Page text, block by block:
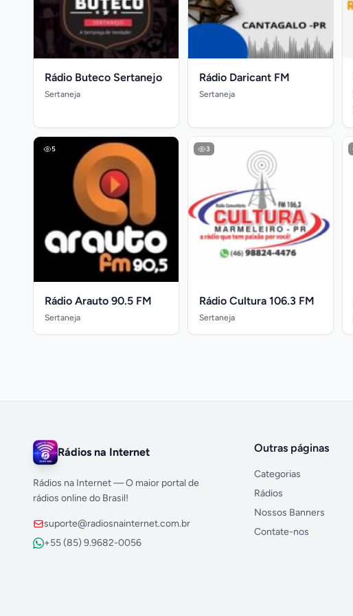
Rádio Buteco Sertanejo
Sertaneja
Rádio Daricant FM
Sertaneja
5
Rádio Arauto 90.5 FM
Sertaneja
3
Rádio Cultura 106.3 FM
Sertaneja
Rádios na Internet
Rádios na Internet — O maior portal de
rádios online do Brasil!
suporte@radiosnainternet.com.br
+55 (85) 9.9682-0056
Outras páginas
Categorias
Rádios
Nossos Banners
Contate-nos